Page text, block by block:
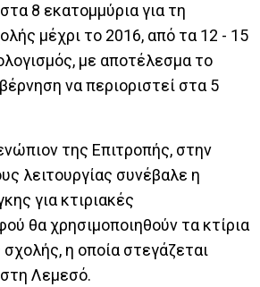
8 εκατομμύρια για τη
μέχρι το 2016, από τα 12 - 15
με αποτέλεσμα το
να περιοριστεί στα 5
της Επιτροπής, στην
λειτουργίας συνέβαλε η
για κτιριακές
θα χρησιμοποιηθούν τα κτίρια
η οποία στεγάζεται
Λεμεσό.